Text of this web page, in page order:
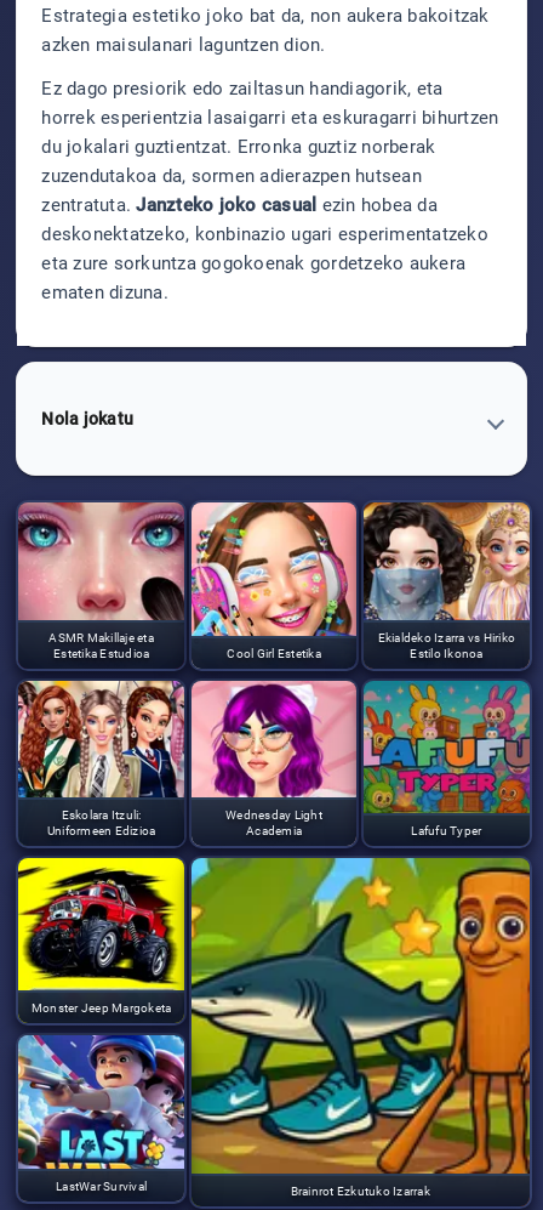
Estrategia estetiko joko bat da, non aukera bakoitzak
azken maisulanari laguntzen dion.
Ez dago presiorik edo zailtasun handiagorik, eta
horrek esperientzia lasaigarri eta eskuragarri bihurtzen
du jokalari guztientzat. Erronka guztiz norberak
zuzendutakoa da, sormen adierazpen hutsean
zentratuta.Janzteko joko casual ezin hobea da
deskonektatzeko, konbinazio ugari esperimentatzeko
eta zure sorkuntza gogokoenak gordetzeko aukera
ematen dizuna.
Nola jokatu
ASMR Makillaje eta
Estetika Estudioa
Cool Girl Estetika
Ekialdeko Izarra vs Hiriko
Estilo Ikonoa
Eskolara Itzuli:
Uniformeen Edizioa
Wednesday Light
Academia
Lafufu Typer
Monster Jeep Margoketa
Brainrot Ezkutuko Izarrak
LastWar Survival